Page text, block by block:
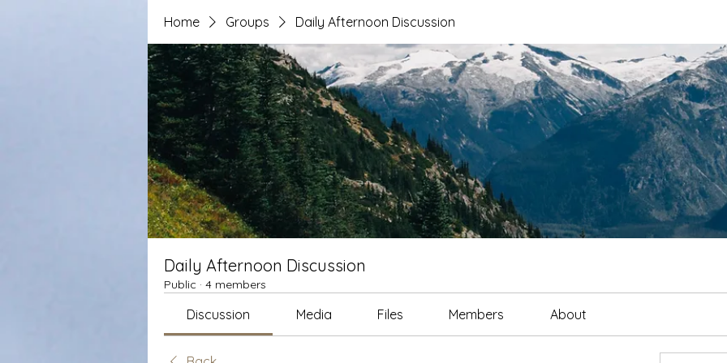
Home Groups Daily Afternoon Discussion
Daily Afternoon Discussion
Public · 4 members
Discussion Media Files Members About